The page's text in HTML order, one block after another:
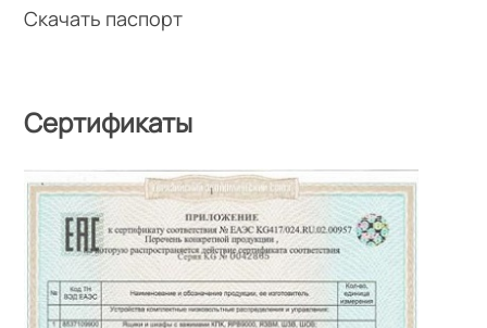
Скачать паспорт
Сертификаты